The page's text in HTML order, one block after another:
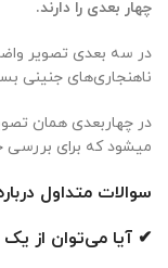
چهار بعدی را دارند.
در سه بعدی تصویر
ناهنجاری‌های جنینی
در چهاربعدی همان
میشود که برای بررسی
سوالات متداول
✔ آیا می‌توان از